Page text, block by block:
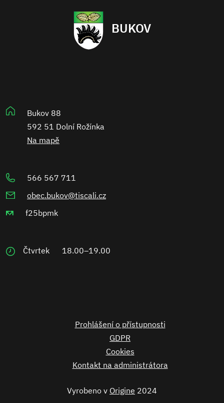
BUKOV
Bukov 88
592 51 Dolní Rožínka
Na mapě
566 567 711
obec.bukov@tiscali.cz
f25bpmk
Čtvrtek 18.00–19.00
Prohlášení o přístupnosti
GDPR
Cookies
Kontakt na administrátora
Vyrobeno v Origine 2024